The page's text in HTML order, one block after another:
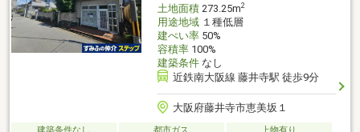
土地面積273.25m2
用途地域１種低層
建ぺい率50%
容積率100%
建築条件なし
近鉄南大阪線 藤井寺駅 徒歩9分
大阪府藤井寺市恵美坂１
建築条件なし 都市ガス 上物有り